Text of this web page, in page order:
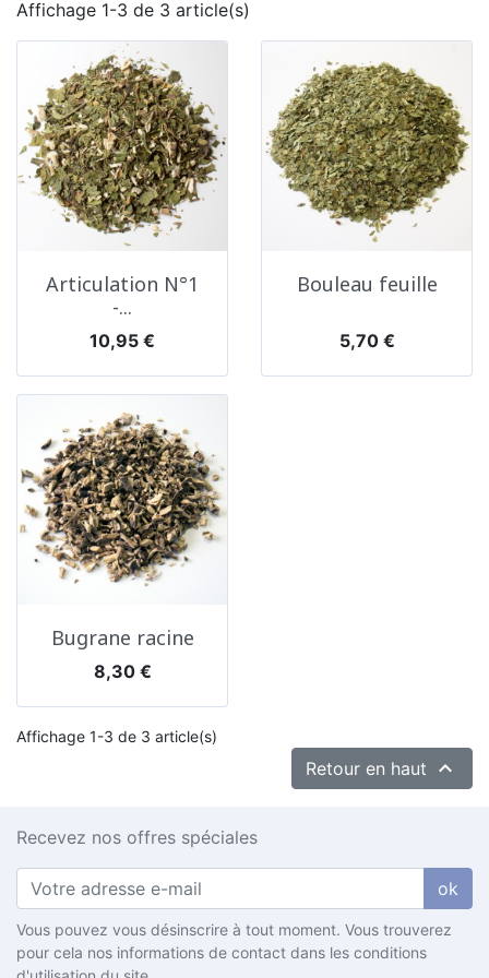
Affichage 1-3 de 3 article(s)
Articulation N°1
-...
Prix
10,95 €
Bouleau feuille
Prix
5,70 €
Bugrane racine
Prix
8,30 €
Affichage 1-3 de 3 article(s)
Retour en haut 
Recevez nos offres spéciales
ok
Vous pouvez vous désinscrire à tout moment. Vous trouverez
pour cela nos informations de contact dans les conditions